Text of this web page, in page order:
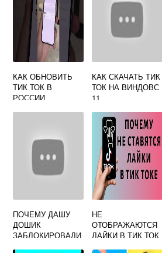
КАК ОБНОВИТЬ
ТИК ТОК В
РОССИИ
КАК СКАЧАТЬ ТИК
ТОК НА ВИНДОВС
11
ПОЧЕМУ ДАШУ
ДОШИК
ЗАБЛОКИРОВАЛИ
НЕ
ОТОБРАЖАЮТСЯ
ЛАЙКИ В ТИК ТОК